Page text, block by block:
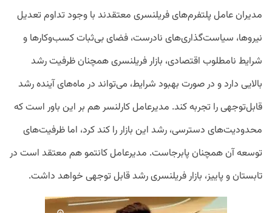
مدیران عامل پلتفرم‌های فریلنسری معتقدند با وجود تداوم تعدیل
نیروها، سیاست‌گذاری‌های نادرست، فضای بی‌ثبات کسب‌وکارها و
شرایط نامطلوب اقتصادی، بازار فریلنسری همچنان ظرفیت رشد
بالایی دارد و در صورت بهبود شرایط، می‌تواند در ماه‌های آینده رشد
قابل‌توجهی را تجربه کند. مدیرعامل کارلنسر هم بر این باور است که
محدودیت‌های دسترسی، رشد این بازار را کند کرد، اما ظرفیت‌های
توسعه آن همچنان پابرجاست. مدیرعامل کانتمو هم معتقد است در
تابستان و پاییز، بازار فریلنسری رشد قابل توجهی خواهد داشت.